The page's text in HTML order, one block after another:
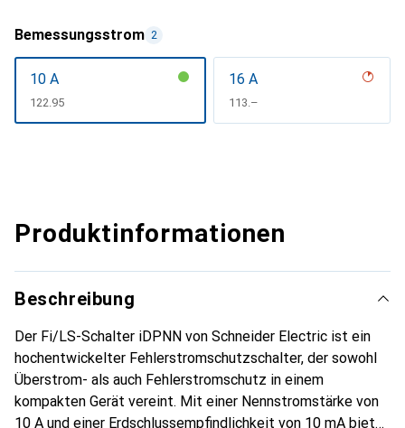
Bemessungsstrom 2
10 A
CHF
122.95
16 A
CHF
113.–
Produktinformationen
Beschreibung
Der Fi/LS-Schalter iDPNN von Schneider Electric ist ein
hochentwickelter Fehlerstromschutzschalter, der sowohl
Überstrom- als auch Fehlerstromschutz in einem
kompakten Gerät vereint. Mit einer Nennstromstärke von
10 A und einer Erdschlussempfindlichkeit von 10 mA bietet